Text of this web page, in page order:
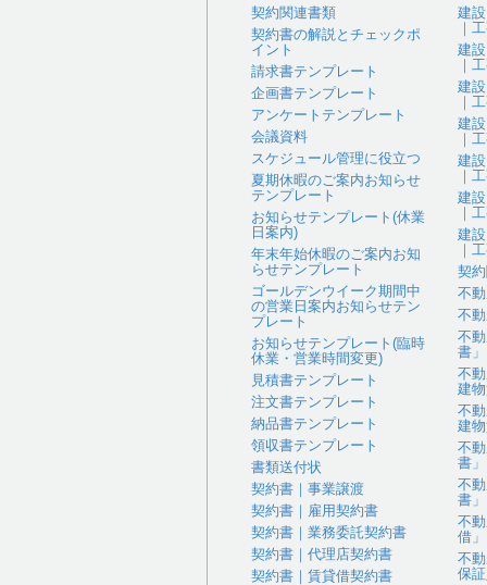
契約関連書類
契約書の解説とチェックポ
イント
請求書テンプレート
企画書テンプレート
アンケートテンプレート
会議資料
スケジュール管理に役立つ
夏期休暇のご案内お知らせ
テンプレート
お知らせテンプレート(休業
日案内)
年末年始休暇のご案内お知
らせテンプレート
ゴールデンウイーク期間中
の営業日案内お知らせテン
プレート
お知らせテンプレート(臨時
休業・営業時間変更)
見積書テンプレート
注文書テンプレート
納品書テンプレート
領収書テンプレート
書類送付状
契約書｜事業譲渡
契約書｜雇用契約書
契約書｜業務委託契約書
契約書｜代理店契約書
契約書｜賃貸借契約書
建
｜
建
｜
建
｜
建
｜
建
｜
建
｜
建
｜
契
不
不
不
書」
不
建
不
建
不
書」
不
書」
不
借」
不
保